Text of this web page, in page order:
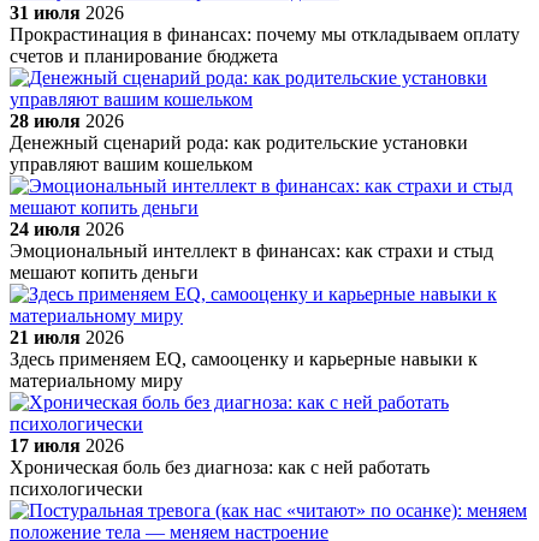
31 июля 2026
Прокрастинация в финансах: почему мы откладываем оплату
счетов и планирование бюджета
28 июля 2026
Денежный сценарий рода: как родительские установки
управляют вашим кошельком
24 июля 2026
Эмоциональный интеллект в финансах: как страхи и стыд
мешают копить деньги
21 июля 2026
Здесь применяем EQ, самооценку и карьерные навыки к
материальному миру
17 июля 2026
Хроническая боль без диагноза: как с ней работать
психологически